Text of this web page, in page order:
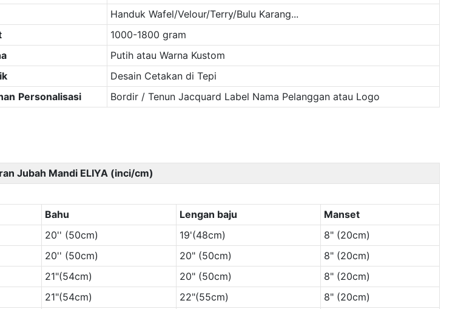
Handuk Wafel/Velour/Terry/Bulu Karang...
1000-1800 gram
Putih atau Warna Kustom
Desain Cetakan di Tepi
Personalisasi Bordir / Tenun Jacquard Label Nama Pelanggan atau Logo
Jubah Mandi ELIYA (inci/cm)
Bahu Lengan baju
Manset
20'' (50cm) 19'(48cm)
8" (20cm)
20'' (50cm) 20" (50cm)
8" (20cm)
21"(54cm) 20" (50cm)
8" (20cm)
21"(54cm) 22"(55cm)
8" (20cm)